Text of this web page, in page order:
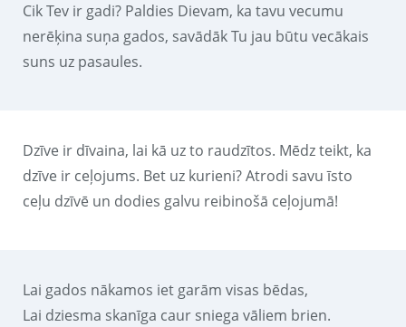
Cik Tev ir gadi? Paldies Dievam, ka tavu vecumu
nerēķina suņa gados, savādāk Tu jau būtu vecākais
suns uz pasaules.
Dzīve ir dīvaina, lai kā uz to raudzītos. Mēdz teikt, ka
dzīve ir ceļojums. Bet uz kurieni? Atrodi savu īsto
ceļu dzīvē un dodies galvu reibinošā ceļojumā!
Lai gados nākamos iet garām visas bēdas,
Lai dziesma skanīga caur sniega vāliem brien.